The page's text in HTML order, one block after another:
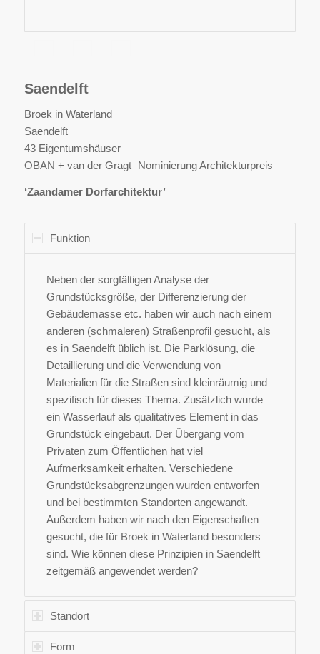
Saendelft
Broek in Waterland
Saendelft
43 Eigentumshäuser
OBAN + van der Gragt Nominierung Architekturpreis
‘Zaandamer Dorfarchitektur’
Funktion
Neben der sorgfältigen Analyse der
Grundstücksgröße, der Differenzierung der
Gebäudemasse etc. haben wir auch nach einem
anderen (schmaleren) Straßenprofil gesucht, als
es in Saendelft üblich ist. Die Parklösung, die
Detaillierung und die Verwendung von
Materialien für die Straßen sind kleinräumig und
spezifisch für dieses Thema. Zusätzlich wurde
ein Wasserlauf als qualitatives Element in das
Grundstück eingebaut. Der Übergang vom
Privaten zum Öffentlichen hat viel
Aufmerksamkeit erhalten. Verschiedene
Grundstücksabgrenzungen wurden entworfen
und bei bestimmten Standorten angewandt.
Außerdem haben wir nach den Eigenschaften
gesucht, die für Broek in Waterland besonders
sind. Wie können diese Prinzipien in Saendelft
zeitgemäß angewendet werden?
Standort
Form